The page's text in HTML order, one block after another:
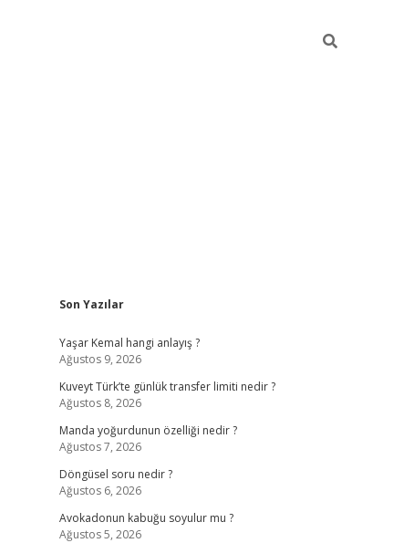
Sidebar
Son Yazılar
Yaşar Kemal hangi anlayış ?
Ağustos 9, 2026
Kuveyt Türk’te günlük transfer limiti nedir ?
Ağustos 8, 2026
Manda yoğurdunun özelliği nedir ?
Ağustos 7, 2026
Döngüsel soru nedir ?
Ağustos 6, 2026
Avokadonun kabuğu soyulur mu ?
Ağustos 5, 2026